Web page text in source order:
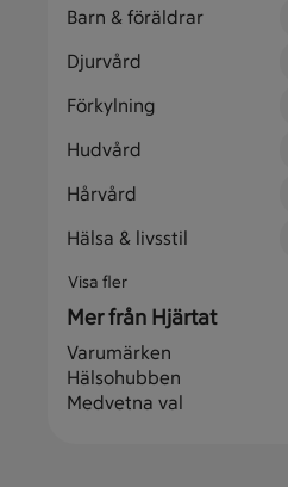
Barn & föräldrar
Djurvård
Förkylning
Hudvård
Hårvård
Hälsa & livsstil
Visa fler
Mer från Hjärtat
Varumärken
Hälsohubben
Medvetna val